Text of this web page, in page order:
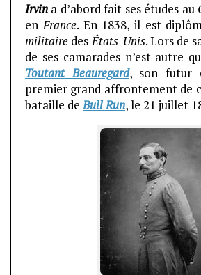
Irvin a d’abord fait ses études au
enFrance. En 1838, il est
militaire desÉtats-Unis. Lors de
de ses camarades n’est autre
Toutant Beauregard, son futur
premier grand affrontement de
bataille deBull Run, le 21 juillet